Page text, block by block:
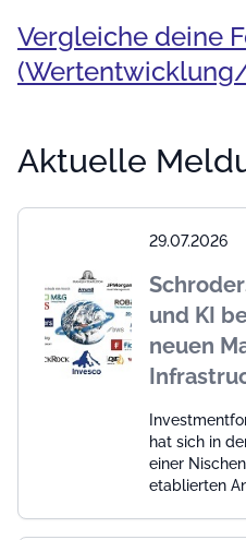
Vergleiche deine
(Wertentwicklung/
Aktuelle
29.07.2026
und KI
neuen
hat sich in
einer
etablierten